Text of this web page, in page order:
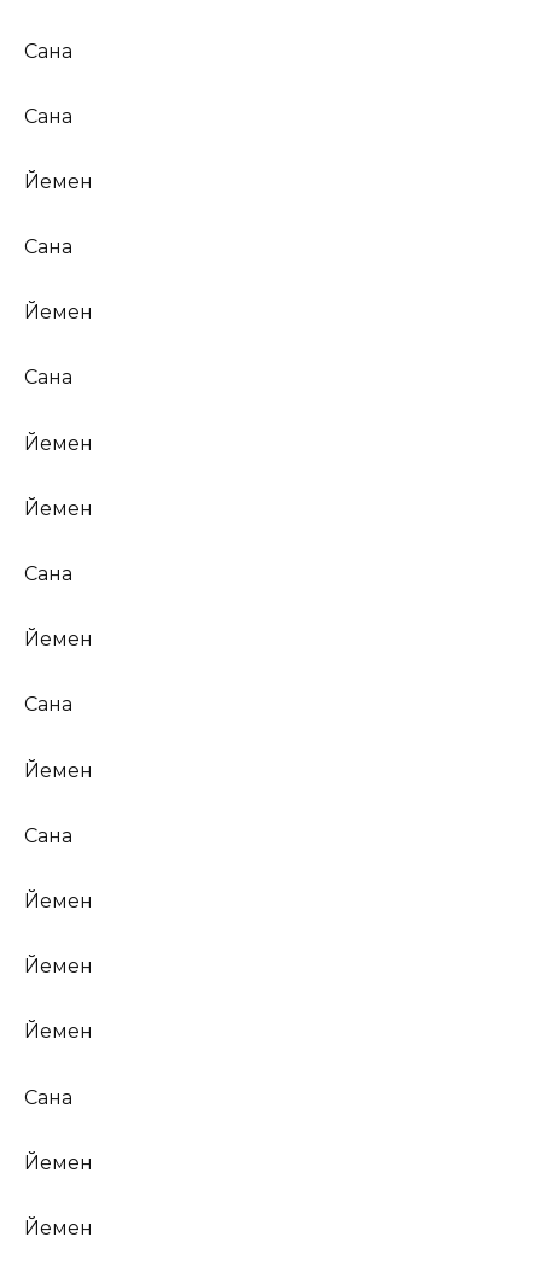
Сана
Сана
Йемен
Сана
Йемен
Сана
Йемен
Йемен
Сана
Йемен
Сана
Йемен
Сана
Йемен
Йемен
Йемен
Сана
Йемен
Йемен